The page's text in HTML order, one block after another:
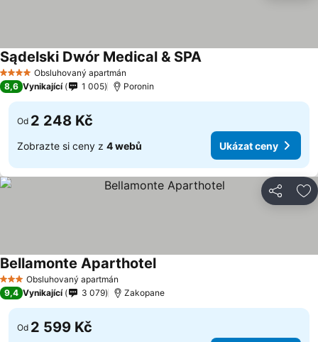
4 Počet hvězdiček
Obsluhovaný apartmán
Sądelski Dwór Medical & SPA
8,6 Vynikající 1 005 Poronin
Od 2 248 Kč
Zobrazte si ceny z 4 webů Ukázat ceny
Sdílet
3 Počet hvězdiček
Obsluhovaný apartmán
Bellamonte Aparthotel
9,4 Vynikající 3 079 Zakopane
Od 2 599 Kč